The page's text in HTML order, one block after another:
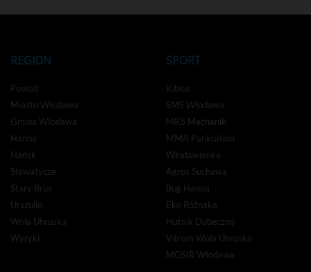
REGION
Powiat
Miasto Włodawa
Gmina Włodawa
Hanna
Hańsk
Sławatycze
Stary Brus
Urszulin
Wola Uhruska
Wyryki
SPORT
Kibice
SMS Włodawa
MKS Mechanik
MMA Pankration
Włodawianka
Agros Suchawa
Bug Hanna
Eko Różnaka
Hutnik Dubeczno
Vitrum Wola Uhruska
MOSIR Włodawa